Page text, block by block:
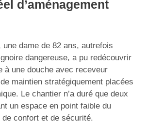
d’aménagement
dame de 82 ans, autrefois
dangereuse, a pu redécouvrir
à une douche avec receveur
maintien stratégiquement placées
Le chantier n’a duré que deux
un espace en point faible du
de confort et de sécurité.